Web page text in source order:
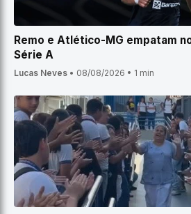
Remo e Atlético-MG empatam
Série A
Lucas Neves • 08/08/2026 • 1 min